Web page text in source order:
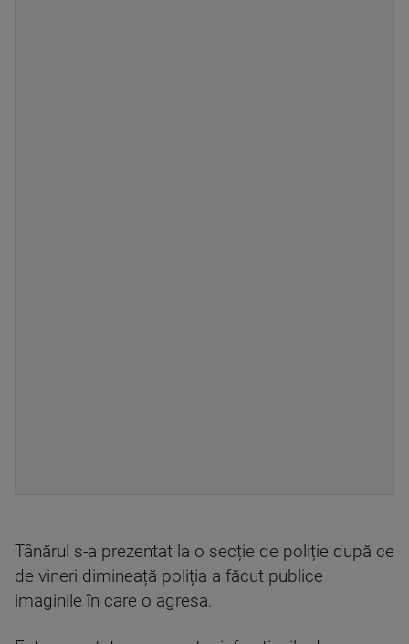
Tânărul s-a prezentat la o secție de poliție după ce
de vineri dimineață poliția a făcut publice
imaginile în care o agresa.